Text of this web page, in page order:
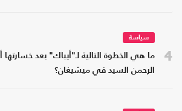
4
سياسة
ما هي الخطوة التالية لـ"أيباك" بعد خسارتها
الرحمن السيد في ميشيغان؟